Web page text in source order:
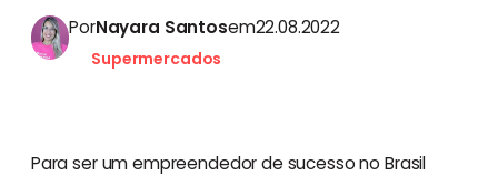
PorNayara Santosem22.08.2022
Supermercados
Para ser um empreendedor de sucesso no Brasil